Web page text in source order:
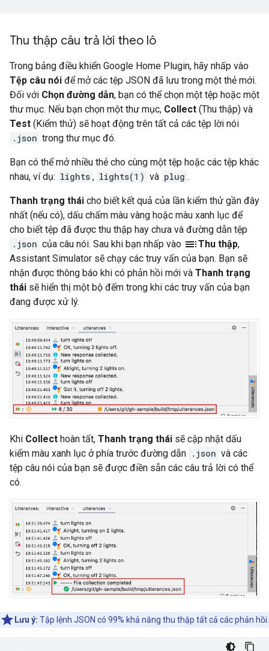
Thu thập câu trả lời theo lô
Trong bảng điều khiển Google Home Plugin, hãy nhấp vào
Tệp câu nói để mở các tệp JSON đã lưu trong một thẻ mới.
Đối với Chọn đường dẫn, bạn có thể chọn một tệp hoặc một
thư mục. Nếu bạn chọn một thư mục, Collect (Thu thập) và
Test (Kiểm thử) sẽ hoạt động trên tất cả các tệp lời nói
.json trong thư mục đó.
Bạn có thể mở nhiều thẻ cho cùng một tệp hoặc các tệp khác
nhau, ví dụ: lights , lights(1) và plug .
Thanh trạng thái cho biết kết quả của lần kiểm thử gần đây
nhất (nếu có), dấu chấm màu vàng hoặc màu xanh lục để
cho biết tệp đã được thu thập hay chưa và đường dẫn tệp
.json của câu nói. Sau khi bạn nhấp vào tocThu thập,
Assistant Simulator sẽ chạy các truy vấn của bạn. Bạn sẽ
nhận được thông báo khi có phản hồi mới và Thanh trạng
thái sẽ hiển thị một bộ đếm trong khi các truy vấn của bạn
đang được xử lý.
Khi Collect hoàn tất, Thanh trạng thái sẽ cập nhật dấu
kiểm màu xanh lục ở phía trước đường dẫn .json và các
tệp câu nói của bạn sẽ được điền sẵn các câu trả lời có thể
có.
Lưu ý: Tập lệnh JSON có 99% khả năng thu thập tất cả các phản hồi.